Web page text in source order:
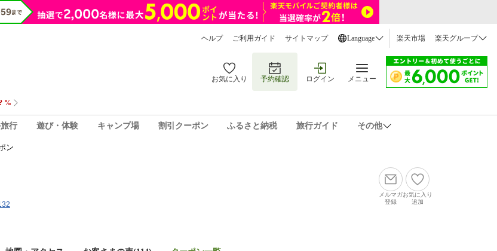
ヘルプ ご利用ガイド サイトマップ Language 楽天市場 楽天グループ
お気に入り 予約確認 ログイン メニュー
行 遊び・体験 キャンプ場 割引クーポン ふるさと納税 旅行ガイド その他
ン
メルマガ
登録
お気に入り
追加